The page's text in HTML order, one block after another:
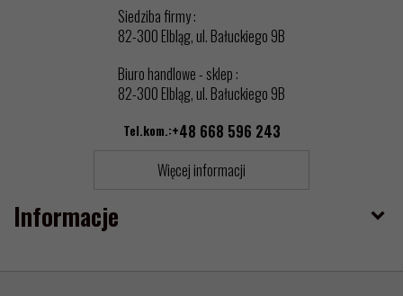
Informacje
Siedziba firmy :
82-300 Elbląg, ul. Bałuckiego 9B
Biuro handlowe - sklep :
82-300 Elbląg, ul. Bałuckiego 9B
Tel.kom.:+48 668 596 243
Więcej informacji